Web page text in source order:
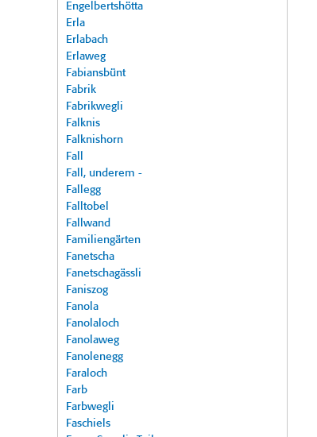
Engelbertshötta
Erla
Erlabach
Erlaweg
Fabiansbünt
Fabrik
Fabrikwegli
Falknis
Falknishorn
Fall
Fall, underem -
Fallegg
Falltobel
Fallwand
Familiengärten
Fanetscha
Fanetschagässli
Faniszog
Fanola
Fanolaloch
Fanolaweg
Fanolenegg
Faraloch
Farb
Farbwegli
Faschiels